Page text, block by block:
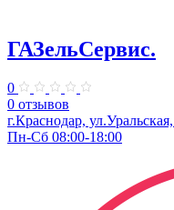
ГАЗельСервис.
0
0 отзывов
г.Краснодар,
Пн-Сб 08:00-18:00